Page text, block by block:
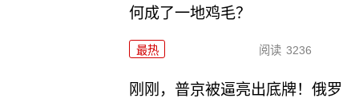
何成了一地鸡毛？
最热 阅读 3236
刚刚，普京被逼亮出底牌！俄罗